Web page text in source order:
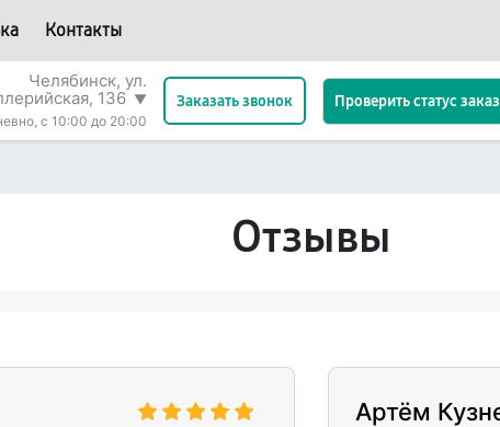
Контакты
Челябинск, ул.
136 ▼
с 10:00 до 20:00
Заказать звонок Проверить статус
Отзывы
Артём